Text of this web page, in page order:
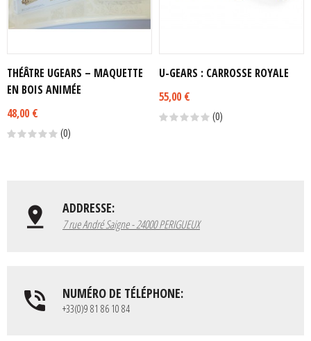
THÉÂTRE UGEARS – MAQUETTE
EN BOIS ANIMÉE
48,00 €
(0)
U-GEARS : CARROSSE ROYALE
55,00 €
(0)
ADDRESSE:
7 rue André Saigne - 24000 PERIGUEUX
NUMÉRO DE TÉLÉPHONE:
+33(0)9 81 86 10 84